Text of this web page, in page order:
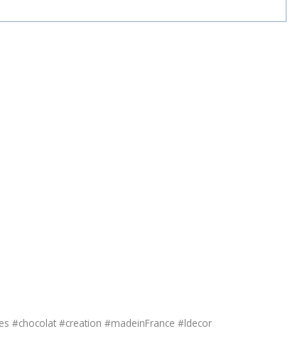
#chocolat #creation #madeinFrance #ldecor